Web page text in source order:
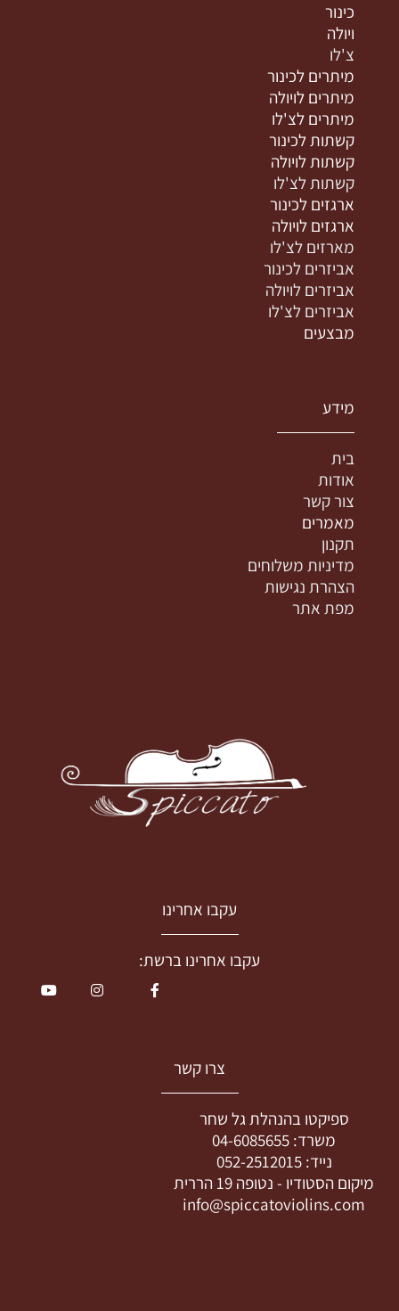
כינור
ויולה
צ'לו
מיתרים לכינור
מיתרים לויולה
מיתרים לצ'לו
קשתות לכינור
קשתות לויולה
קשתות לצ'לו
ארגזים לכינור
ארגזים לויולה
מארזים לצ'לו
אביזרים לכינור
אביזרים לויולה
אביזרים לצ'לו
מבצעים
מידע
בית
אודות
צור קשר
מאמרים
תקנון
מדיניות משלוחים
הצהרת נגישות
מפת אתר
עקבו אחרינו
עקבו אחרינו ברשת:
צרו קשר
ספיקטו בהנהלת גל שחר
משרד: 04-6085655
נייד:052-2512015
מיקום הסטודיו - נטופה 19 הררית
info@spiccatoviolins.com